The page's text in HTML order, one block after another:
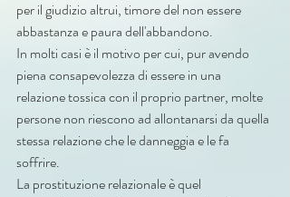
per il giudizio altrui, timore del non essere
abbastanza e paura dell'abbandono.
In molti casi è il motivo per cui, pur avendo
piena consapevolezza di essere in una
relazione tossica con il proprio partner, molte
persone non riescono ad allontanarsi da quella
stessa relazione che le danneggia e le fa
soffrire.
La prostituzione relazionale è quel